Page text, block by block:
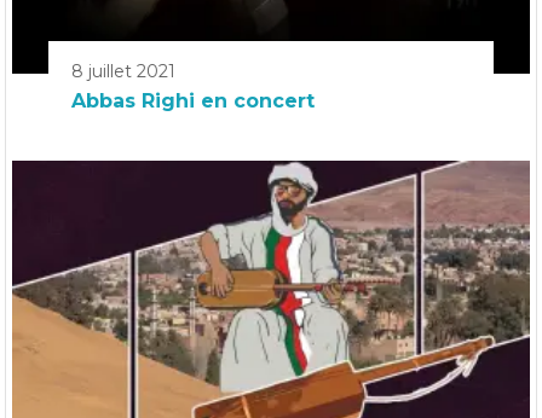
8 juillet 2021
Abbas Righi en concert